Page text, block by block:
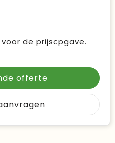
de prijsopgave.
offerte